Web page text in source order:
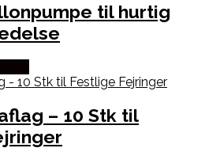
til hurtig
– 10 Stk til